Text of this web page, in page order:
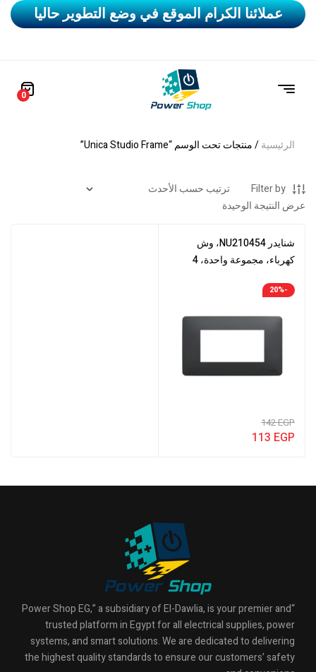
عملائنا الكرام الموقع في وضع التطوير حاليا
0
الرئيسية/ منتجات تحت الوسم “Unica Studio Frame”
Filter by
عرض النتيجة الوحيدة
شنايدر NU210454، وش
كهرباء، مجموعة واحدة، 4
ستوديو، أنثراسيت
-20%
142EGP
113 EGP
“Power Shop EG,” a subsidiary of El-Dawlia, is your premier and
trusted platform in Egypt for all electrical supplies, power
systems, and smart solutions. We are dedicated to delivering
the highest quality standards to ensure our customers’ safety